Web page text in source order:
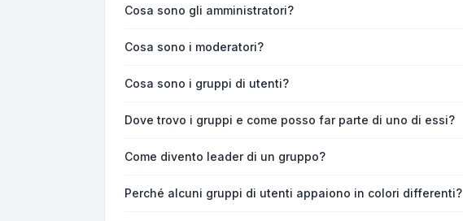
Cosa sono gli amministratori?
Cosa sono i moderatori?
Cosa sono i gruppi di utenti?
Dove trovo i gruppi e come posso far parte di uno di essi?
Come divento leader di un gruppo?
Perché alcuni gruppi di utenti appaiono in colori differenti?